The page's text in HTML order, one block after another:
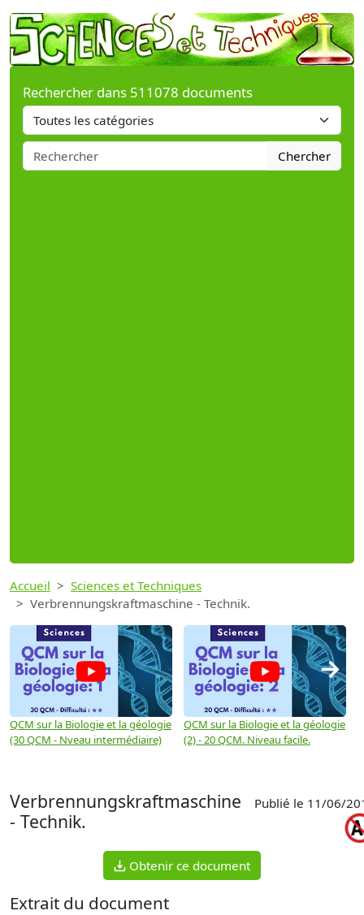
Rechercher dans 511078 documents
Chercher
Accueil
Sciences et Techniques
Verbrennungskraftmaschine - Technik.
QCM sur la Biologie et la géologie
(30 QCM - Nveau intermédiaire)
QCM sur la Biologie et la géologie
(2) - 20 QCM. Niveau facile.
→
Verbrennungskraftmaschine
- Technik.
Publié le 11/06/
Obtenir ce document
Extrait du document